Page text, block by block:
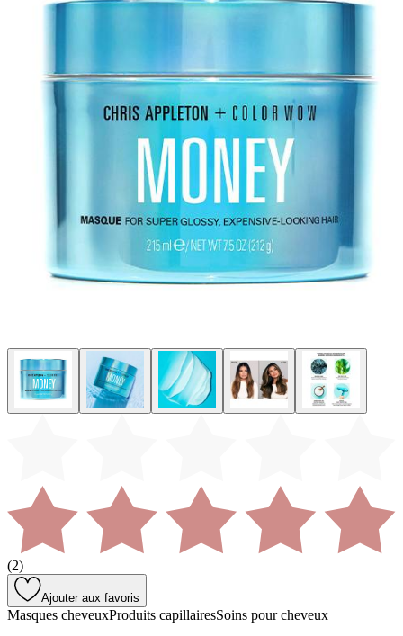
(2)
Ajouter aux favoris
Masques cheveuxProduits capillairesSoins pour cheveux